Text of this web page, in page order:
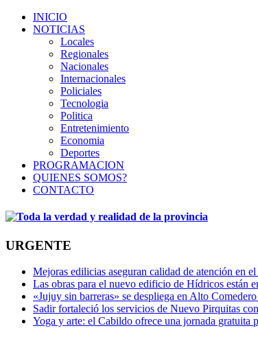
INICIO
NOTICIAS
Locales
Regionales
Nacionales
Internacionales
Policiales
Tecnologia
Politica
Entretenimiento
Economia
Deportes
PROGRAMACION
QUIENES SOMOS?
CONTACTO
URGENTE
Mejoras edilicias aseguran calidad de atención en
Las obras para el nuevo edificio de Hídricos están
«Jujuy sin barreras» se despliega en Alto
Sadir fortaleció los servicios de Nuevo Pirquitas
Yoga y arte: el Cabildo ofrece una jornada gratuita